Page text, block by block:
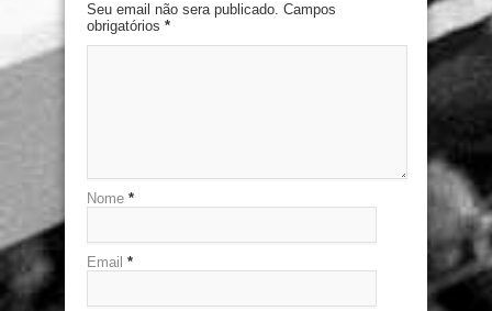
Seu email não sera publicado. Campos
obrigatórios *
Nome *
Email *